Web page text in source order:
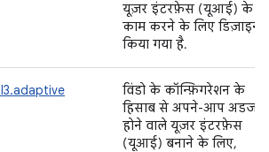
यूज़र इंटरफ़ेस (यूआई) के
काम करने के लिए डिज़ाइन
किया गया है.
विंडो के कॉन्फ़िगरेशन के
हिसाब से अपने-आप
होने वाले यूज़र इंटरफ़ेस
(यूआई) बनाने के लिए,